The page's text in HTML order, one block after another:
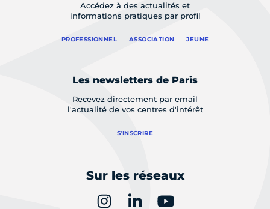
Accédez à des actualités et
informations pratiques par profil
PROFESSIONNEL ASSOCIATION JEUNE
Les newsletters de Paris
Recevez directement par email
l'actualité de vos centres d'intérêt
S'INSCRIRE
Sur les réseaux